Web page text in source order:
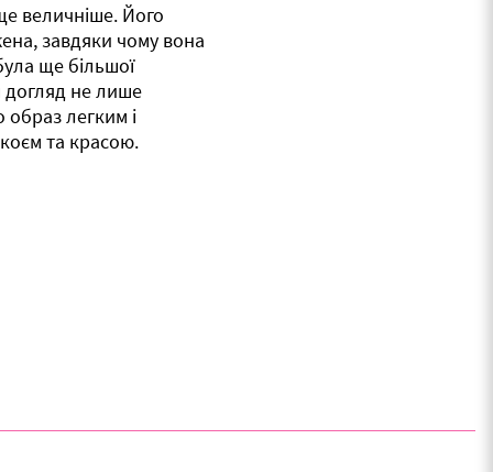
величніше. Його
завдяки чому вона
ще більшої
догляд не лише
образ легким і
та красою.